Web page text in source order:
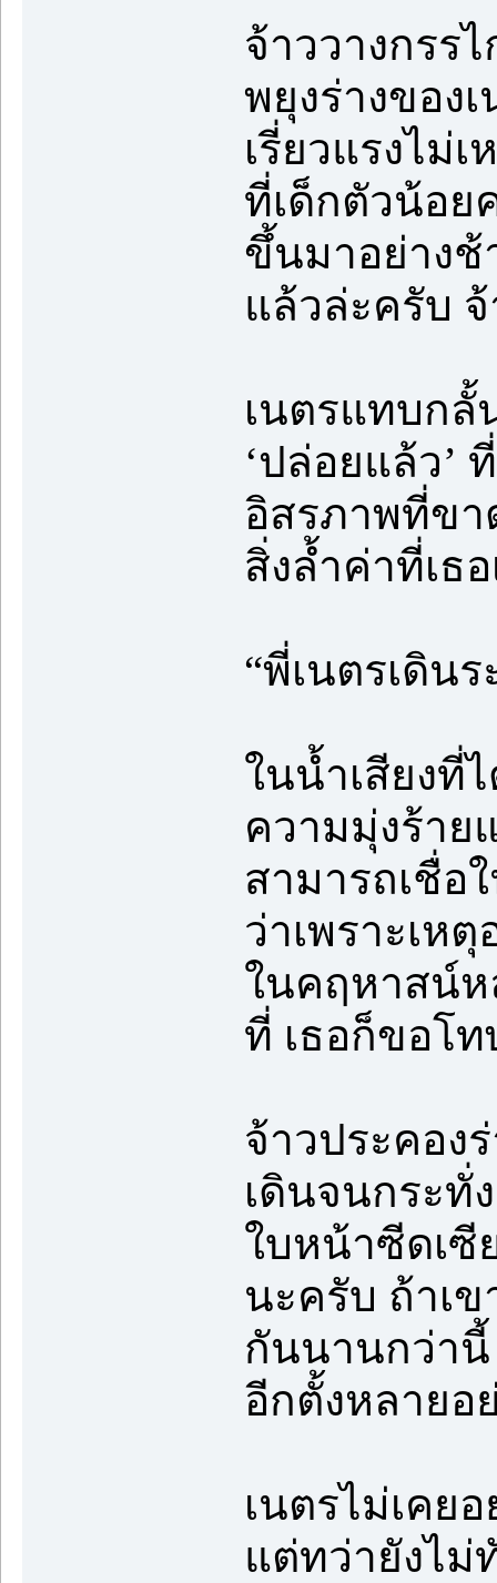
จ้าววางกรร
พยุงร่างของ
เรี่ยวแรงไม่
ที่เด็กตัวน้อย
ขึ้นมาอย่างช้
แล้วล่ะครับ
เนตรแทบกลั้
‘ปล่อยแล้ว’
อิสรภาพที่ขา
สิ่งล้ำค่าที่เธ
“พี่เนตรเดิน
ในน้ำเสียงที่
ความมุ่งร้าย
สามารถเชื่อ
ว่าเพราะเห
ในคฤหาสน์
ที่ เธอก็ขอโ
จ้าวประคอง
เดินจนกระทั่
ใบหน้าซีดเซี
นะครับ ถ้าเ
กันนานกว่านี้
อีกตั้งหลายอ
เนตรไม่เคย
แต่ทว่ายังไ